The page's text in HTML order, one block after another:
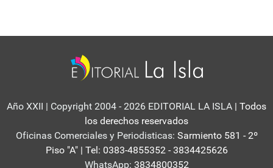
Año XXII | Copyright 2004 - 2026 EDITORIAL LA ISLA | Todos
los derechos reservados
Oficinas Comerciales y Periodisticas: Sarmiento 581 - 2º
Piso "A" | Tel: 0383-4855352 - 3834425626
WhatsApp: 3834800352